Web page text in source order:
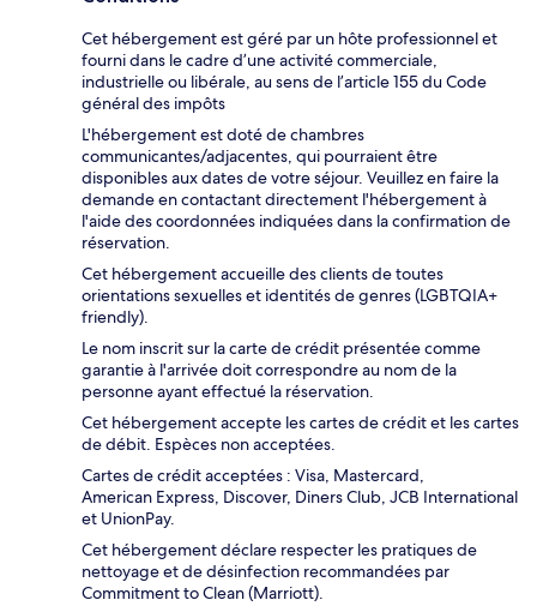
Cet hébergement est géré par un hôte professionnel et
fourni dans le cadre d’une activité commerciale,
industrielle ou libérale, au sens de l’article 155 du Code
général des impôts
L'hébergement est doté de chambres
communicantes/adjacentes, qui pourraient être
disponibles aux dates de votre séjour. Veuillez en faire la
demande en contactant directement l'hébergement à
l'aide des coordonnées indiquées dans la confirmation de
réservation.
Cet hébergement accueille des clients de toutes
orientations sexuelles et identités de genres (LGBTQIA+
friendly).
Le nom inscrit sur la carte de crédit présentée comme
garantie à l'arrivée doit correspondre au nom de la
personne ayant effectué la réservation.
Cet hébergement accepte les cartes de crédit et les cartes
de débit. Espèces non acceptées.
Cartes de crédit acceptées : Visa, Mastercard,
American Express, Discover, Diners Club, JCB International
et UnionPay.
Cet hébergement déclare respecter les pratiques de
nettoyage et de désinfection recommandées par
Commitment to Clean (Marriott).